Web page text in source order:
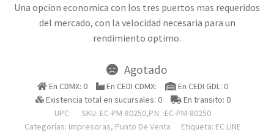
Una opcion economica con los tres puertos mas requeridos
del mercado, con la velocidad necesaria para un
rendimiento optimo.
Agotado
En CDMX: 0 En CEDI CDMX:
En CEDI GDL: 0
Existencia total en sucursales: 0
En transito: 0
UPC:
SKU: EC-PM-80250,P.N. :EC-PM-80250
Categorías: Impresoras, Punto De Venta Etiqueta: EC LINE